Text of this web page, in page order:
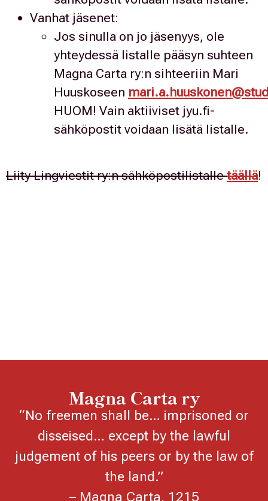
Vanhat jäsenet:
Jos sinulla on jo jäsenyys, ole
yhteydessä listalle pääsyn suhteen
Magna Carta ry:n sihteeriin Mari
Huuskoseen
HUOM! Vain aktiiviset jyu.fi-
sähköpostit voidaan lisätä listalle.
Liity Lingviestit ry:n sähköpostilistalletäällä!
Magna Carta ry
“No freemen shall be… imprisoned or
disseised… except by the lawful
judgement of his peers or by the law of
the land.”
– Magna Carta, 1215